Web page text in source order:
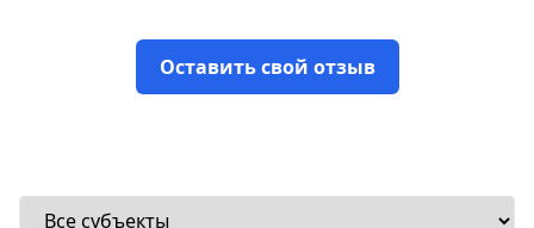
Оставить свой отзыв